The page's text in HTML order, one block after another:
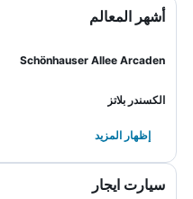
أشهر المعالم
Schönhauser Allee Arcaden
الكسندر بلاتز
إظهار المزيد
سيارت ايجار